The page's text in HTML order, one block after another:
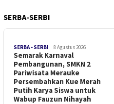
SERBA-SERBI
SERBA - SERBI 8 Agustus 2026
Semarak Karnaval
Pembangunan, SMKN 2
Pariwisata Merauke
Persembahkan Kue Merah
Putih Karya Siswa untuk
Wabup Fauzun Nihayah